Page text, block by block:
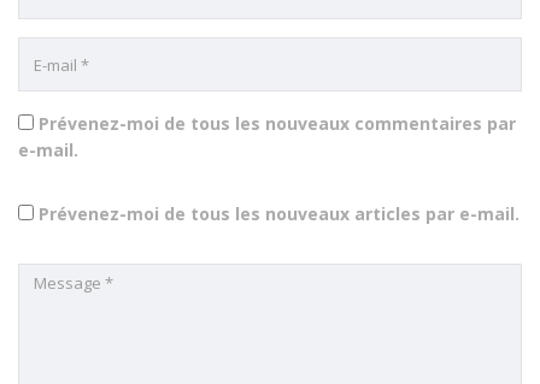
Prévenez-moi de tous les nouveaux commentaires par
e-mail.
Prévenez-moi de tous les nouveaux articles par e-mail.